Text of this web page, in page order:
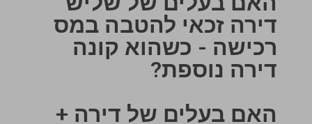
דירה זכאי להטבה במס
רכישה - כשהוא קונה
דירה נוספת?
האם בעלים של דירה +